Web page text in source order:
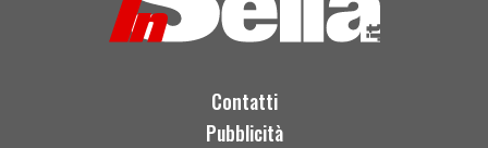
Contatti
Pubblicità